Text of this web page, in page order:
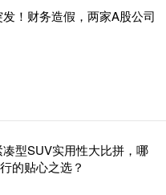
！财务造假，两家A股公司
型SUV实用性大比拼，哪
的贴心之选？